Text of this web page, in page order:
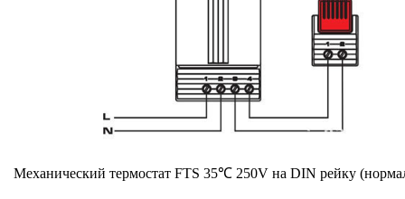
Механический термостат FTS 35℃ 250V на DIN рейку